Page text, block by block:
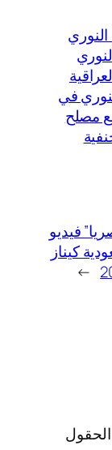
النوري
في
مصلح
فيديو
كيناز
→
الحقول